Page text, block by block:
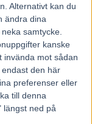
Alternativt kan du
ändra dina
samtycke.
kanske
invända mot sådan
den här
preferenser eller
till denna
längst ned på
Nästa artikel
onsdag: ”Han var